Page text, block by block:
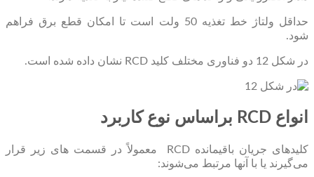
حداقل ولتاژ خط تغذیه 50 ولت است تا امکان قطع برق فراهم
شود.
در شکل 12 دو فناوری مختلف کلید RCD نشان داده شده است.
انواع RCD براساس نوع کاربرد
کلیدهای جریان باقیمانده RCD معمولاً در قسمت های زیر قرار
می‌گیرند یا با آنها مرتبط می‌شوند: